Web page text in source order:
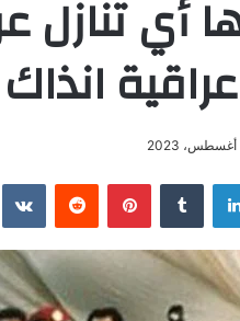
أي تنازل
لينكدإن بينتيريست